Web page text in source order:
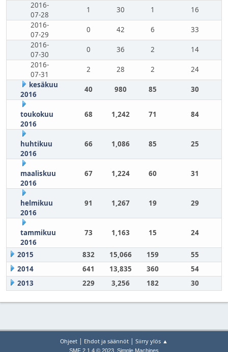
2016-
07-28
1 30 1
16
2016-
07-29
0 42 6
33
2016-
07-30
0 36 2
14
2016-
07-31
2 28 2
24
kesäkuu
2016
40 980 85 30
toukokuu
2016
68 1,242 71 84
huhtikuu
2016
66 1,086 85 25
maaliskuu
2016
67 1,224 60 31
helmikuu
2016
91 1,267 19 29
tammikuu
2016
73 1,163 15 24
2015 832 15,066 159
55
2014
641 13,835 360
54
2013
229 3,256 182 30
Ohjeet | Ehdot ja säännöt | Siirry ylös ▲
SMF 2.1.4 © 2023 Simple Machines